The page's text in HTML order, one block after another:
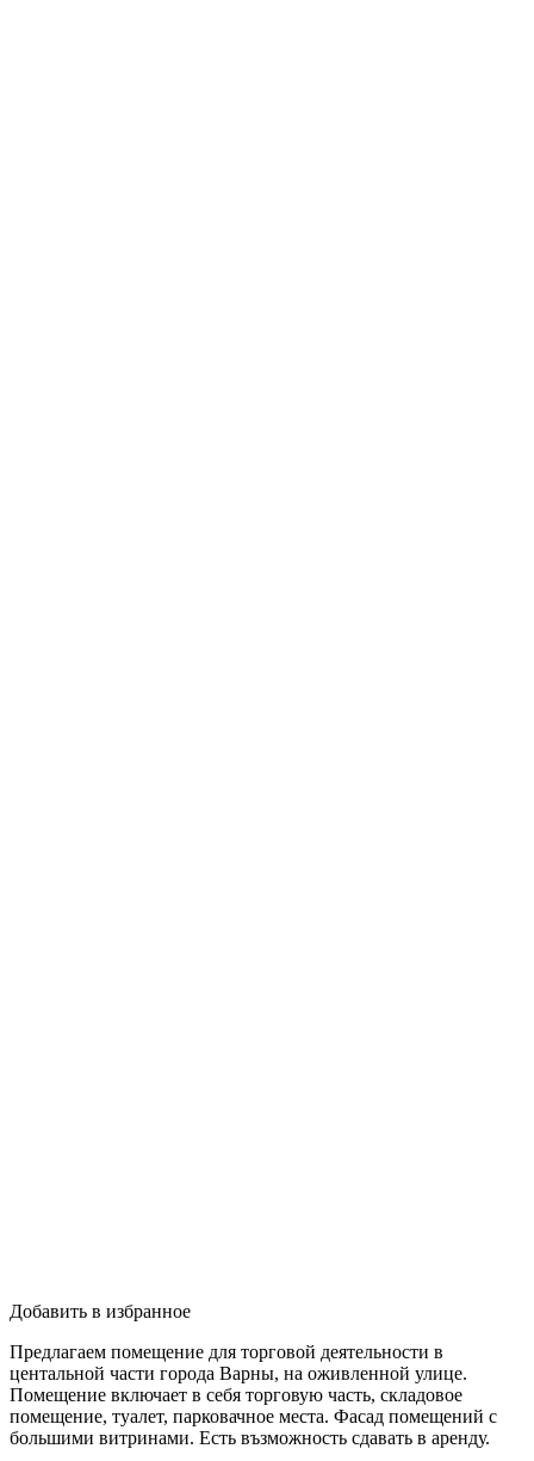
Добавить в избранное
Предлагаем помещение для торговой деятельности в
центальной части города Варны, на оживленной улице.
Помещение включает в себя торговую часть, складовое
помещение, туалет, парковачное места. Фасад помещений с
большими витринами. Есть възможность сдавать в аренду.